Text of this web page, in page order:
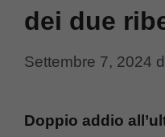
dei due
Settembre 7, 2024
Doppio addio